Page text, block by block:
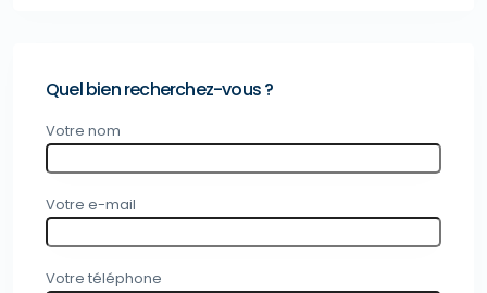
Quel bien recherchez-vous ?
Votre nom
Votre e-mail
Votre téléphone